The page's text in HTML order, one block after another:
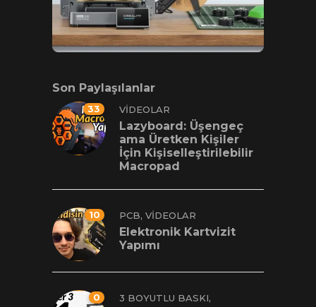
Son Paylaşılanlar
33 VIDEOLAR
Lazyboard: Üşengeç
ama Üretken Kişiler
İçin Kişiselleştirilebilir
Macropad
10 PCB, VIDEOLAR
Elektronik Kartvizit
Yapımı
0 3 BOYUTLU BASKI,